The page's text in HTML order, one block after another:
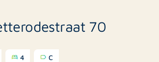
70
4 C